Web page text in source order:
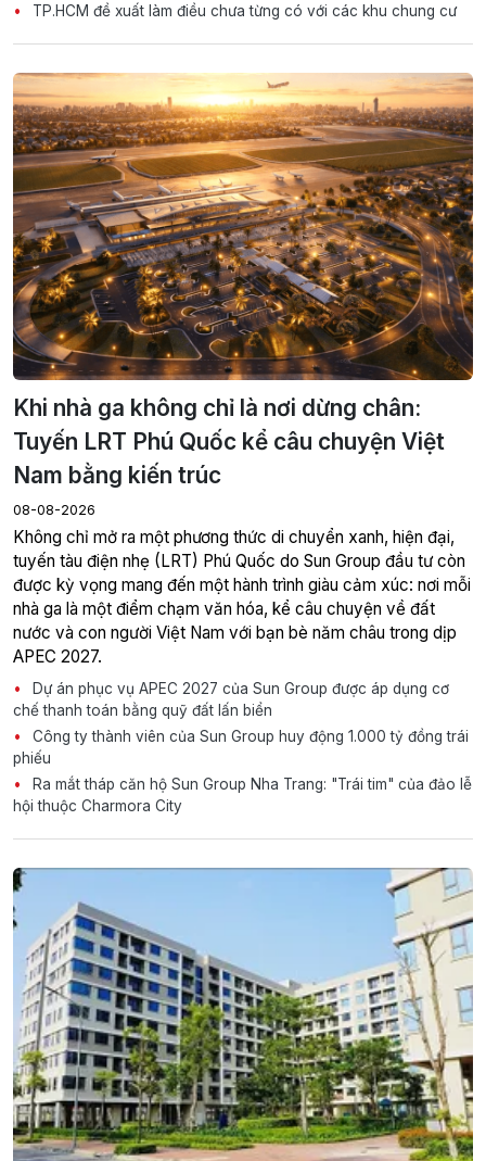
TP.HCM đề xuất làm điều chưa từng có với các khu chung cư
Khi nhà ga không chỉ là nơi dừng chân:
Tuyến LRT Phú Quốc kể câu chuyện Việt
Nam bằng kiến trúc
08-08-2026
Không chỉ mở ra một phương thức di chuyển xanh, hiện đại,
tuyến tàu điện nhẹ (LRT) Phú Quốc do Sun Group đầu tư còn
được kỳ vọng mang đến một hành trình giàu cảm xúc: nơi mỗi
nhà ga là một điểm chạm văn hóa, kể câu chuyện về đất
nước và con người Việt Nam với bạn bè năm châu trong dịp
APEC 2027.
Dự án phục vụ APEC 2027 của Sun Group được áp dụng cơ
chế thanh toán bằng quỹ đất lấn biển
Công ty thành viên của Sun Group huy động 1.000 tỷ đồng trái
phiếu
Ra mắt tháp căn hộ Sun Group Nha Trang: "Trái tim" của đảo lễ
hội thuộc Charmora City